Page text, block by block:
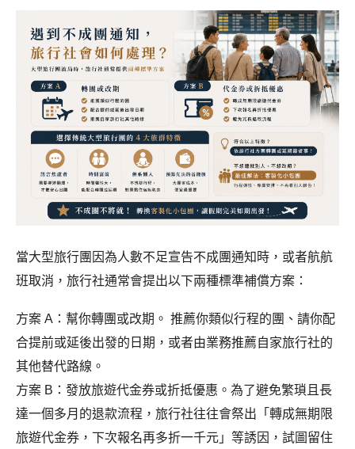
當大型旅行團因為人數不足宣告不成團通知時，或者航航
班取消，旅行社通常會提出以下兩種標準補償方案：
方案 A：幫你轉團或改期。 推薦你類似行程的團、請你配
合提前或延後出發的日期，或者由業務推薦自家旅行社的
其他替代路線。
方案 B：發放旅遊代金券或折抵優惠。為了避免繁瑣且長
達一個多月的退款流程，旅行社往往會祭出「轉成無期限
旅遊代金券，下次報名再多折一千元」等誘因，試圖留住